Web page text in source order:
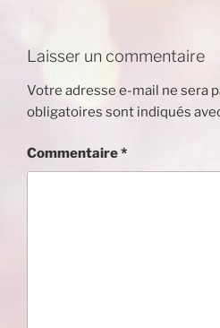
Laisser un commentaire
Votre adresse e-mail ne sera
obligatoires sont indiqués
Commentaire*